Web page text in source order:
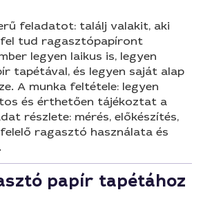
feladatot: találj valakit, aki
fel tud ragasztópapíront
legyen laikus is, legyen
tapétával, és legyen saját alap
A munka feltétele: legyen
és érthetően tájékoztat a
részlete: mérés, előkészítés,
ragasztó használata és
papír tapétához